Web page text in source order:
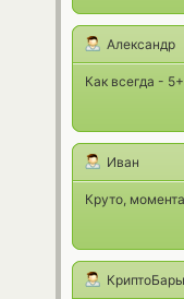
Александр
Как всегда - 5+
Иван
Круто,